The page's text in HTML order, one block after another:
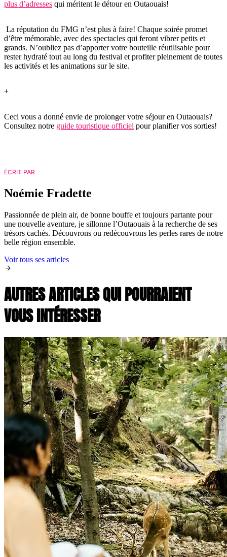
plus d’adresses qui méritent le détour en Outaouais!
La réputation du FMG n’est plus à faire! Chaque soirée promet
d’être mémorable, avec des spectacles qui feront vibrer petits et
grands. N’oubliez pas d’apporter votre bouteille réutilisable pour
rester hydraté tout au long du festival et profiter pleinement de toutes
les activités et les animations sur le site.
+
Ceci vous a donné envie de prolonger votre séjour en Outaouais?
Consultez notre guide touristique officiel pour planifier vos sorties!
ÉCRIT PAR
Noémie Fradette
Passionnée de plein air, de bonne bouffe et toujours partante pour
une nouvelle aventure, je sillonne l’Outaouais à la recherche de ses
trésors cachés. Découvrons ou redécouvrons les perles rares de notre
belle région ensemble.
Voir tous ses articles
AUTRES ARTICLES QUI POURRAIENT
VOUS INTÉRESSER